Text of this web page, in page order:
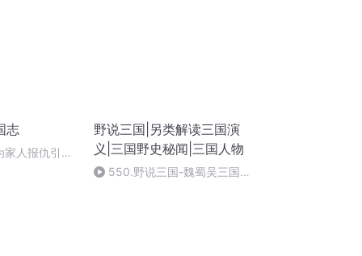
志
人报仇引发
野说三国|另类解读三国演
义|三国野史秘闻|三国人物
550.野说三国-魏蜀吴三国用